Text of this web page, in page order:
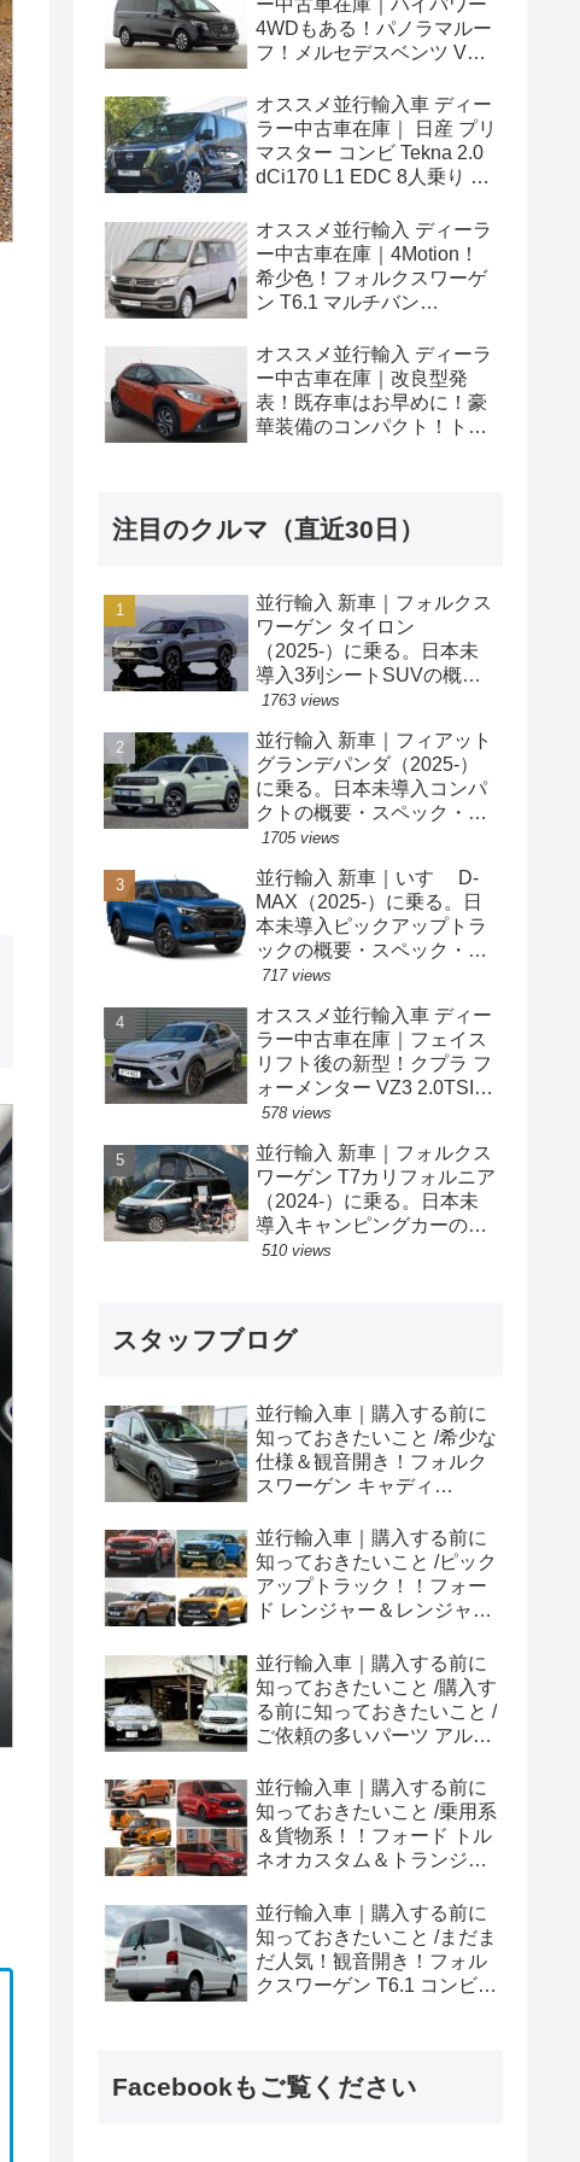
ー中古車在庫｜ハイパワー
4WDもある！パノラマルー
フ！メルセデスベンツ Vク
ロング 4Matic 9G-Tronic 左
ハンドル
オススメ並行輸入車 ディー
ラー中古車在庫｜ 日産 プリ
マスター コンビ Tekna 2.0
dCi170 L1 EDC 8人乗り 左
オススメ並行輸入 ディーラ
ー中古車在庫｜4Motion！
希少色！フォルクスワーゲ
ン T6.1 マルチバン
204PS 7人乗り 7DSG 左ハ
ンドル
オススメ並行輸入 ディーラ
ー中古車在庫｜改良型発
表！既存車はお早めに！豪
華装備のコンパクト！トヨ
注目のクルマ（直近30日）
並行輸入 新車｜フォルクス
ワーゲン タイロン
（2025-）に乗る。日本未
導入3列シートSUVの概
要・スペック・価格の情
1763 views
並行輸入 新車｜フィアット
グランデパンダ（2025-）
に乗る。日本未導入コンパ
クトの概要・スペック・価
格の情報。
1705 views
並行輸入 新車｜いすゞ D-
MAX（2025-）に乗る。日
本未導入ピックアップトラ
ックの概要・スペック・価
格の情報。
717 views
オススメ並行輸入車 ディー
ラー中古車在庫｜フェイス
リフト後の新型！クプラ フ
ォーメンター VZ3 2.0TSI
333PS 4Drive 7DSG 右ハン
578 views
並行輸入 新車｜フォルクス
ワーゲン T7カリフォルニア
（2024-）に乗る。日本未
導入キャンピングカーの概
要・スペック・価格の情
510 views
スタッフブログ
並行輸入車｜購入する前に
知っておきたいこと /希少な
仕様＆観音開き！フォルク
スワーゲン キャディ
並行輸入車｜購入する前に
知っておきたいこと /ピック
アップトラック！！フォー
ド レンジャー＆レンジャー
め！
並行輸入車｜購入する前に
知っておきたいこと /購入す
る前に知っておきたいこと /
ご依頼の多いパーツ アルピ
やカスタム・チューニング
パーツも何とかなる！②
並行輸入車｜購入する前に
知っておきたいこと /乗用系
＆貨物系！！フォード トル
ネオカスタム＆トランジッ
め！
並行輸入車｜購入する前に
知っておきたいこと /まだま
だ人気！観音開き！フォル
クスワーゲン T6.1 コンビ横
Facebookもご覧ください